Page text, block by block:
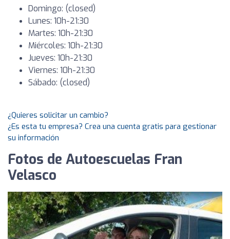
Domingo: (closed)
Lunes: 10h-21:30
Martes: 10h-21:30
Miércoles: 10h-21:30
Jueves: 10h-21:30
Viernes: 10h-21:30
Sábado: (closed)
¿Quieres solicitar un cambio?
¿Es esta tu empresa? Crea una cuenta gratis para gestionar
su información
Fotos de Autoescuelas Fran
Velasco